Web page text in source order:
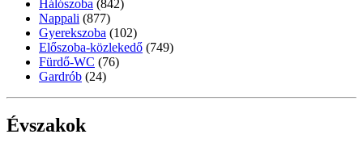
Hálószoba (842)
Nappali (877)
Gyerekszoba (102)
Előszoba-közlekedő (749)
Fürdő-WC (76)
Gardrób (24)
Évszakok